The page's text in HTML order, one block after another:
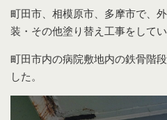
町田市、相模原市、多摩市で、
装・その他塗り替え工事をして
町田市内の病院敷地内の鉄骨階
した。